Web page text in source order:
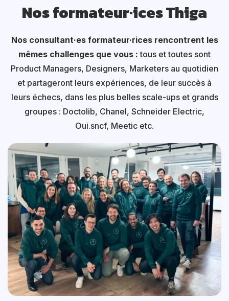
Nos formateur·ices Thiga
Nos consultant·es formateur·rices rencontrent les
mêmes challenges que vous : tous et toutes sont
Product Managers, Designers, Marketers au quotidien
et partageront leurs expériences, de leur succès à
leurs échecs, dans les plus belles scale-ups et grands
groupes : Doctolib, Chanel, Schneider Electric,
Oui.sncf, Meetic etc.